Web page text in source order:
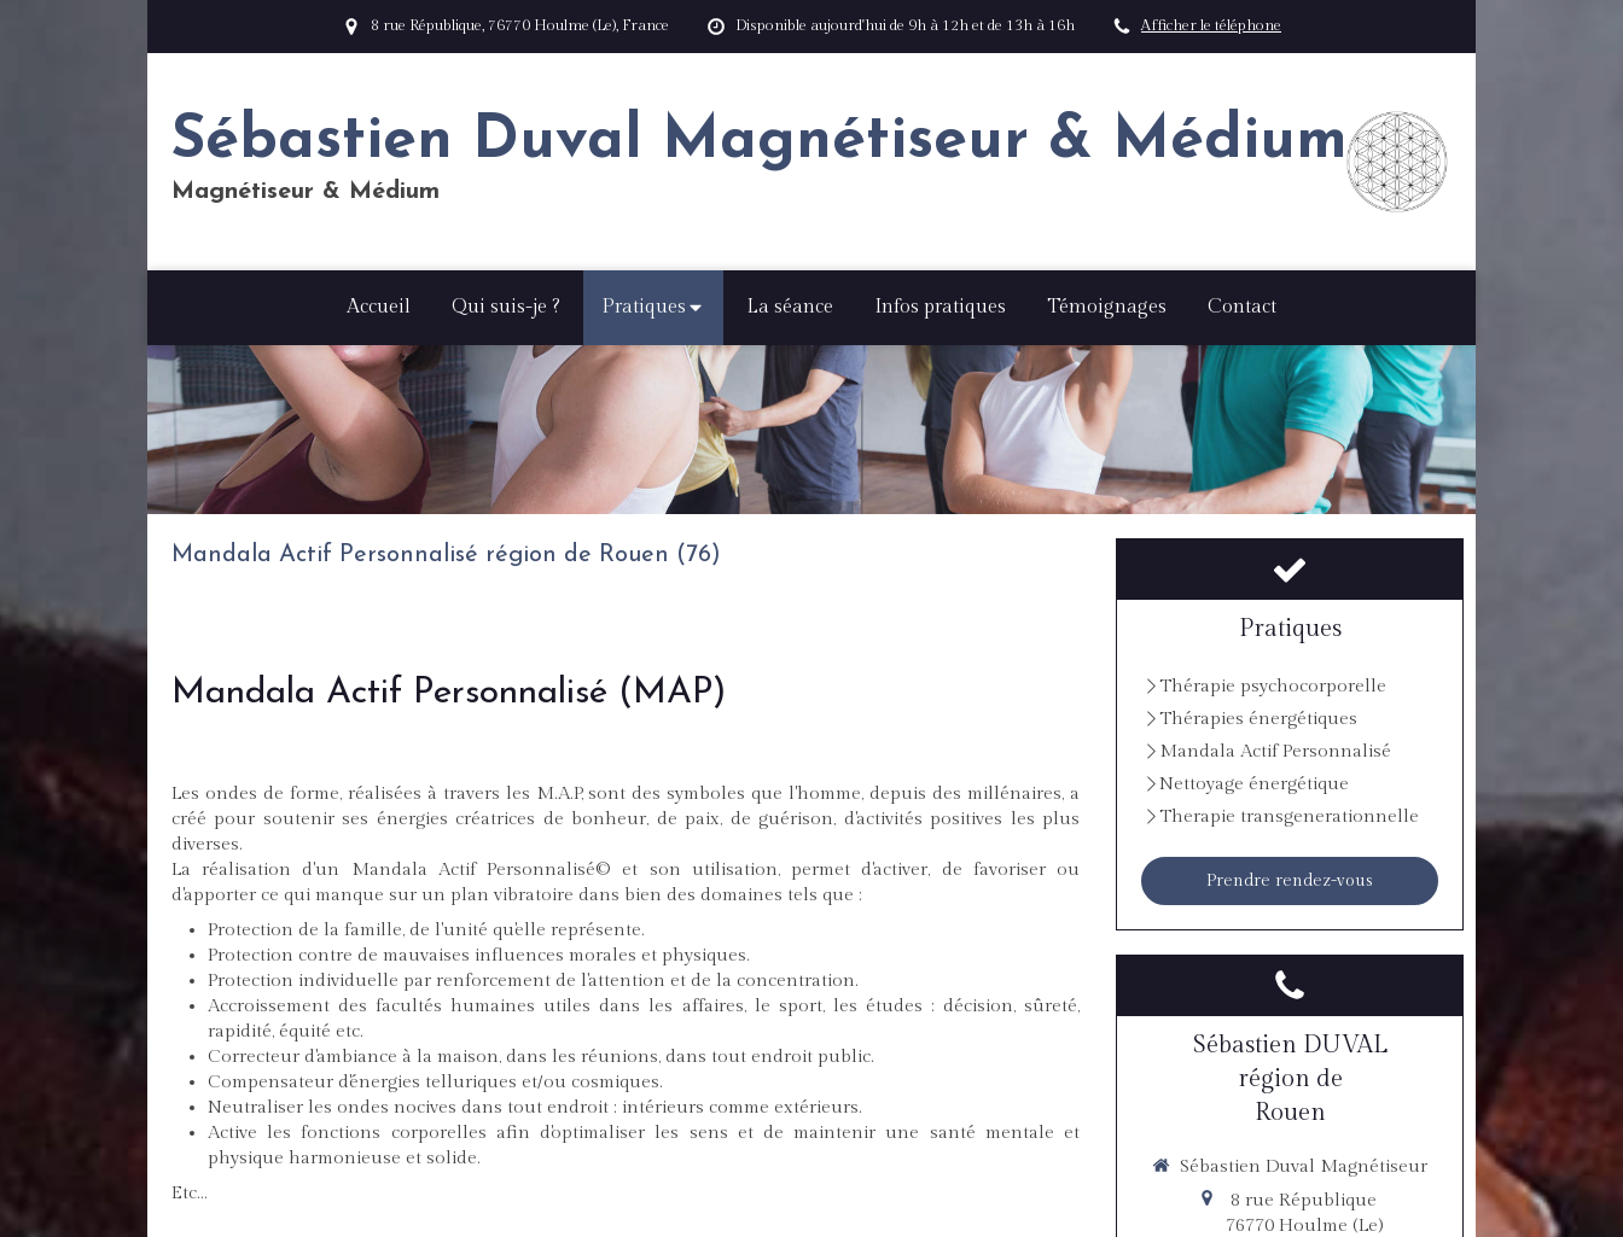
8 rue République, 76770 Houlme (Le), France Disponible aujourd'hui de 9h à 12h et de 13h à 16h Afficher le téléphone
Sébastien Duval Magnétiseur & Médium
Magnétiseur & Médium
Accueil Qui suis-je ? Pratiques La séance Infos pratiques Témoignages Contact
Mandala Actif Personnalisé région de Rouen (76)
Mandala Actif Personnalisé (MAP)
Les ondes de forme, réalisées à travers les M.A.P, sont des symboles que l'homme, depuis des millénaires, a
créé pour soutenir ses énergies créatrices de bonheur, de paix, de guérison, d'activités positives les plus
diverses.
La réalisation d'un Mandala Actif Personnalisé© et son utilisation, permet d'activer, de favoriser ou
d'apporter ce qui manque sur un plan vibratoire dans bien des domaines tels que :
Protection de la famille, de l'unité qu'elle représente.
Protection contre de mauvaises influences morales et physiques.
Protection individuelle par renforcement de l'attention et de la concentration.
Accroissement des facultés humaines utiles dans les affaires, le sport, les études : décision, sûreté,
rapidité, équité etc.
Correcteur d'ambiance à la maison, dans les réunions, dans tout endroit public.
Compensateur d'énergies telluriques et/ou cosmiques.
Neutraliser les ondes nocives dans tout endroit : intérieurs comme extérieurs.
Active les fonctions corporelles afin d'optimaliser les sens et de maintenir une santé mentale et
physique harmonieuse et solide.
Etc...
Pratiques
Thérapie psychocorporelle
Thérapies énergétiques
Mandala Actif Personnalisé
Nettoyage énergétique
Therapie transgenerationnelle
Prendre rendez-vous
Sébastien DUVAL
région de
Rouen
Sébastien Duval Magnétiseur
8 rue République
76770 Houlme (Le)